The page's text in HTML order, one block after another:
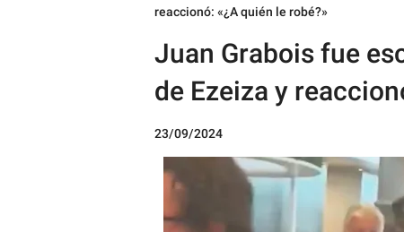
reaccionó: «¿A quién le robé?»
Juan Grabois fue
de Ezeiza y
23/09/2024